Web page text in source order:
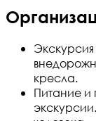
кресла.
Питание и